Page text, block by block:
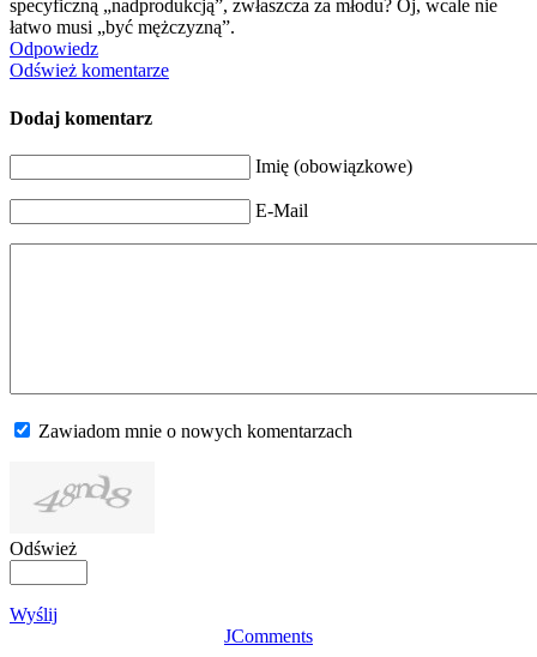
specyficzną „nadprodukcją”, zwłaszcza za młodu? Oj, wcale nie
łatwo musi „być mężczyzną”.
Odpowiedz
Odśwież komentarze
Dodaj komentarz
Imię (obowiązkowe)
E-Mail
Zawiadom mnie o nowych komentarzach
Odśwież
Wyślij
JComments